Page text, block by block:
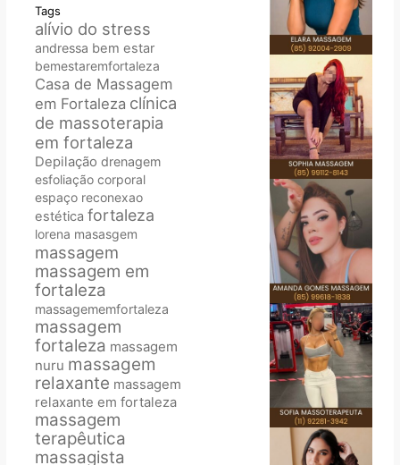
Tags
alívio do stress
andressa bem estar
bemestaremfortaleza
Casa de Massagem
em Fortaleza clínica
de massoterapia
em fortaleza
Depilação drenagem
esfoliação corporal
espaço reconexao
estética fortaleza
lorena masasgem
massagem
massagem em
fortaleza
massagememfortaleza
massagem
fortaleza massagem
nuru massagem
relaxante massagem
relaxante em fortaleza
massagem
terapêutica
massagista